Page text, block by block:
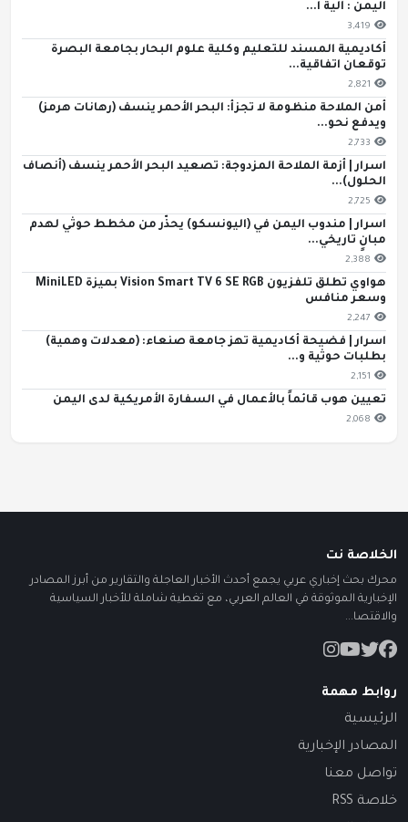
اليمن : آلية ا...
3,419
أكاديمية المسند للتعليم وكلية علوم البحار بجامعة البصرة
توقعان اتفاقية...
2,821
أمن الملاحة منظومة لا تجزأ: البحر الأحمر ينسف (رهانات هرمز)
ويدفع نحو...
2,733
اسرار | أزمة الملاحة المزدوجة: تصعيد البحر الأحمر ينسف (أنصاف
الحلول)...
2,725
اسرار | مندوب اليمن في (اليونسكو) يحذّر من مخطط حوثي لهدم
مبانٍ تاريخي...
2,388
هواوي تطلق تلفزيون Vision Smart TV 6 SE RGB بميزة MiniLED
وسعر منافس
2,247
اسرار | فضيحة أكاديمية تهز جامعة صنعاء: (معدلات وهمية)
بطلبات حوثية و...
2,151
تعيين هوب قائماً بالأعمال في السفارة الأمريكية لدى اليمن
2,068
الخلاصة نت
محرك بحث إخباري عربي يجمع أحدث الأخبار العاجلة والتقارير من أبرز المصادر
الإخبارية الموثوقة في العالم العربي، مع تغطية شاملة للأخبار السياسية
والاقتصا...
روابط مهمة
الرئيسية
المصادر الإخبارية
تواصل معنا
خلاصة RSS